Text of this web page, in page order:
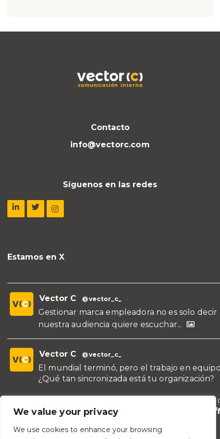
We value your privacy
We use cookies to enhance your browsing
Contacto
info@vectorc.com
Síguenos en las redes
Estamos en X
Vector C @vector_c_ ·
Gestionar marca empleadora no es solo
nuestra audiencia quiere escuchar...
Vector C @vector_c_ ·
El mundial terminó, pero el trabajo en
¿Qué tan sincronizada está tu organización?
¡Conoce nuestras propuestas de formación
para líderes y áreas!
https://